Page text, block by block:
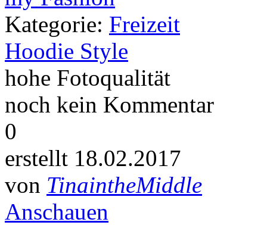
Kategorie: Freizeit
Hoodie Style
hohe Fotoqualität
noch kein Kommentar
0
erstellt 18.02.2017
von TinaintheMiddle
Anschauen